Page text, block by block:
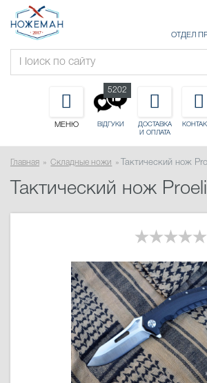
ОТДЕЛ
МЕНЮ ВІДГУКИ
5202
ДОСТАВКА
И ОПЛАТА
Главная Складные ножи Тактический нож
Тактический нож